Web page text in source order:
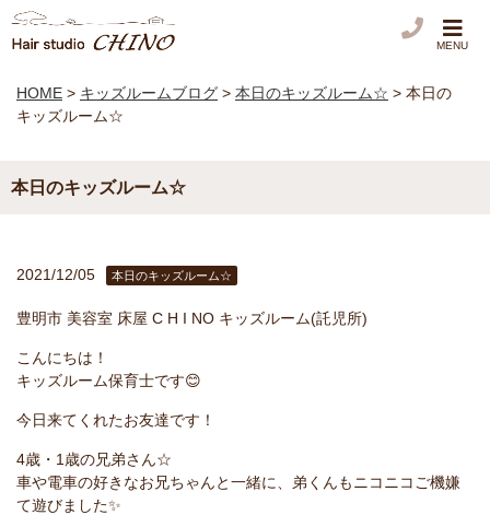
MENU
HOME > キッズルームブログ > 本日のキッズルーム☆ > 本日の
キッズルーム☆
本日のキッズルーム☆
2021/12/05 本日のキッズルーム☆
豊明市 美容室 床屋 C H I NO キッズルーム(託児所)
こんにちは！
キッズルーム保育士です😊
今日来てくれたお友達です！
4歳・1歳の兄弟さん☆
車や電車の好きなお兄ちゃんと一緒に、弟くんもニコニコご機嫌
て遊びました✨